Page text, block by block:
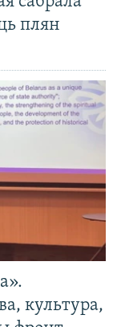
плян
культура,